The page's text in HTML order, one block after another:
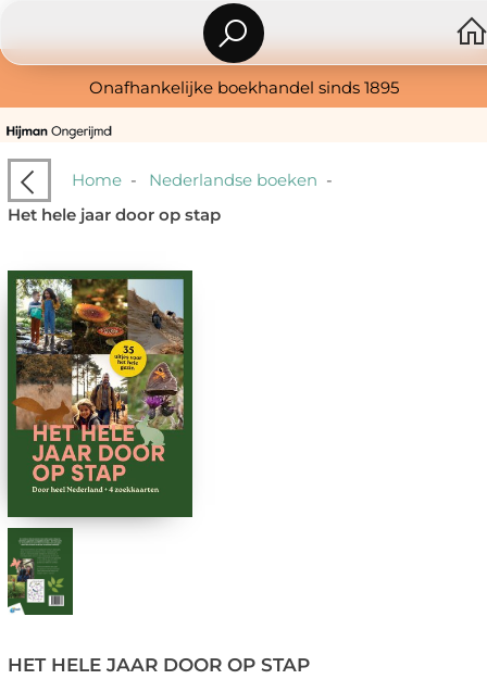
Onafhankelijke boekhandel sinds 1895
Home- Nederlandse boeken -
Het hele jaar door op stap
HET HELE JAAR DOOR OP STAP